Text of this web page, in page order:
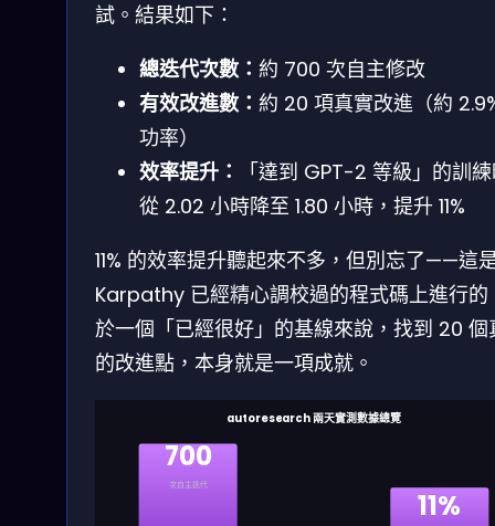
試。結果如下：
總迭代次數： 約 700 次自主修改
有效改進數： 約 20 項真實改進（約
功率）
效率提升：
「達到 GPT-2 等級」的訓
從 2.02 小時降至 1.80 小時，提升 11%
11% 的效率提升聽起來不多，但別忘了——這
Karpathy 已經精心調校過的程式碼上進行的
於一個「已經很好」的基線來說，找到 20 個
的改進點，本身就是一項成就。
autoresearch 兩天實測數據總覽
700
次自主迭代
11%